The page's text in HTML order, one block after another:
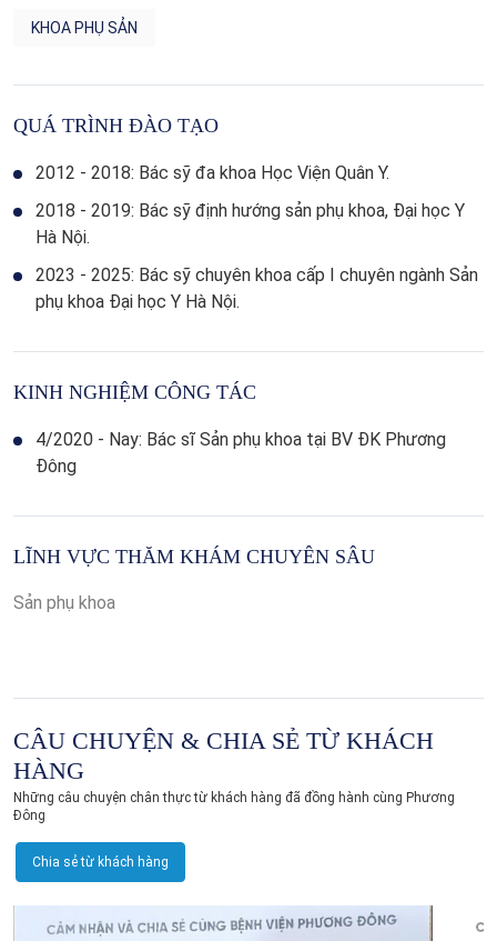
KHOA PHỤ SẢN
QUÁ TRÌNH ĐÀO TẠO
2012 - 2018: Bác sỹ đa khoa Học Viện Quân Y.
2018 - 2019: Bác sỹ định hướng sản phụ khoa, Đại học Y
Hà Nội.
2023 - 2025: Bác sỹ chuyên khoa cấp I chuyên ngành Sản
phụ khoa Đại học Y Hà Nội.
KINH NGHIỆM CÔNG TÁC
4/2020 - Nay: Bác sĩ Sản phụ khoa tại BV ĐK Phương
Đông
LĨNH VỰC THĂM KHÁM CHUYÊN SÂU
Sản phụ khoa
CÂU CHUYỆN & CHIA SẺ TỪ KHÁCH
HÀNG
Những câu chuyện chân thực từ khách hàng đã đồng hành cùng Phương
Đông
Chia sẻ từ khách hàng